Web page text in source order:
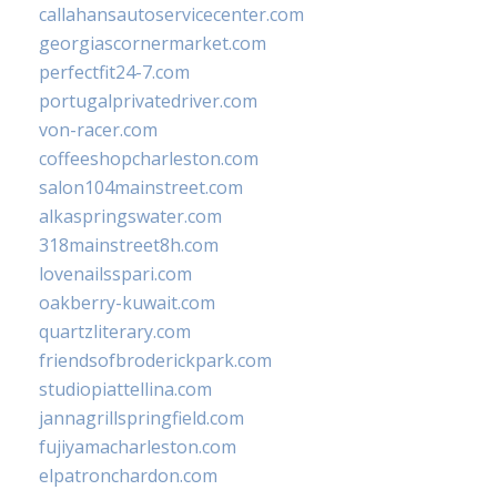
callahansautoservicecenter.com
georgiascornermarket.com
perfectfit24-7.com
portugalprivatedriver.com
von-racer.com
coffeeshopcharleston.com
salon104mainstreet.com
alkaspringswater.com
318mainstreet8h.com
lovenailsspari.com
oakberry-kuwait.com
quartzliterary.com
friendsofbroderickpark.com
studiopiattellina.com
jannagrillspringfield.com
fujiyamacharleston.com
elpatronchardon.com